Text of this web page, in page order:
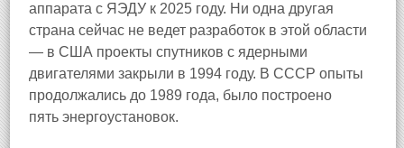
аппарата с ЯЭДУ к 2025 году. Ни одна другая
страна сейчас не ведет разработок в этой области
— в США проекты спутников с ядерными
двигателями закрыли в 1994 году. В СССР опыты
продолжались до 1989 года, было построено
пять энергоустановок.